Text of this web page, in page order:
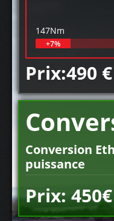
147Nm
+7%
Prix:490 €
Conversion
puissance
Prix: 450€